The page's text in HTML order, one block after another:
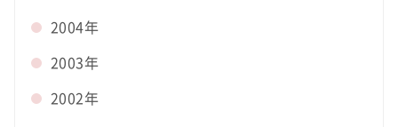
2004年
2003年
2002年